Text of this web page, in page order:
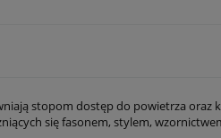
stopom dostęp do powietrza
się fasonem, stylem,